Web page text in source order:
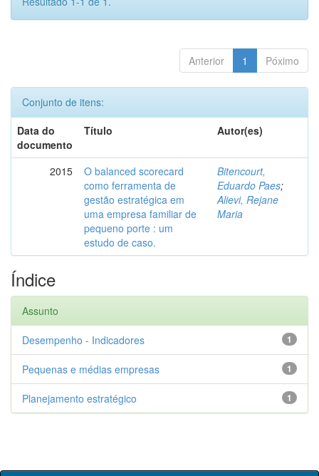
Anterior 1 Póximo
Conjunto de itens:
Data do
documento
Título Autor(es)
2015
O balanced scorecard
como ferramenta de
gestão estratégica em
uma empresa familiar de
pequeno porte : um
estudo de caso.
Bitencourt,
Eduardo Paes;
Alievi, Rejane
Maria
Índice
Assunto
1
Desempenho - Indicadores
1
Pequenas e médias empresas
1
Planejamento estratégico